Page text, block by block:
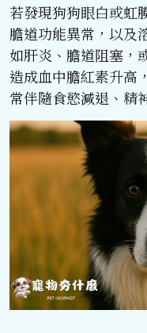
若發現狗狗眼白或虹
膽道功能異常，以及
如肝炎、膽道阻塞，
造成血中膽紅素升高
常伴隨食慾減退、精